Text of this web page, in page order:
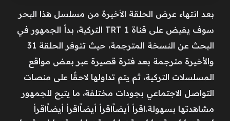
بعد انتهاء عرض الحلقة الأخيرة من مسلسل هذا البحر
سوف يفيض على قناة TRT 1 التركية، بدأ الجمهور في
البحث عن النسخة المترجمة، حيث تتوفر الحلقة 31
والأخيرة مترجمة بعد فترة قصيرة عبر بعض مواقع
المسلسلات التركية، ثم يتم تداولها لاحقًا على منصات
التواصل الاجتماعي بجودات مختلفة، ما يتيح للجمهور
مشاهدتها بسهولة.اقرأ أيضاًاقرأ أيضاًاقرأ أيضاًاقرأ